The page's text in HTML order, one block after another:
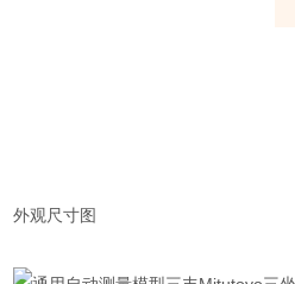
外观尺寸图